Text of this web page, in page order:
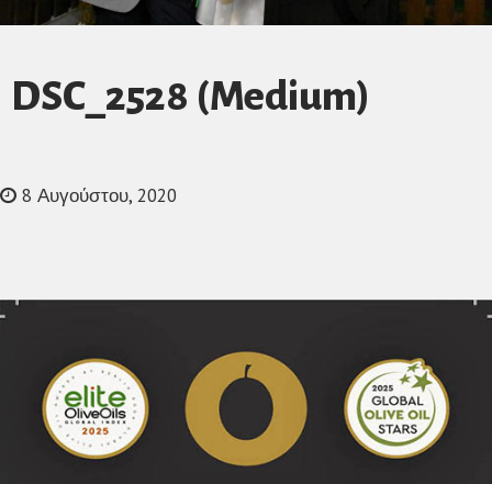
DSC_2528 (Medium)
8 Αυγούστου, 2020